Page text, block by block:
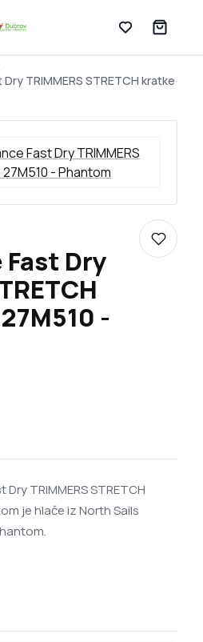
Lista želja
TRIMMERS STRETCH kratke
Dry
-
Dodaj
TRIMMERS STRETCH
je hlače iz North Sails